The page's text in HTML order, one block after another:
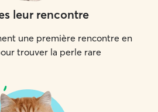
leur rencontre
une première rencontre en
trouver la perle rare